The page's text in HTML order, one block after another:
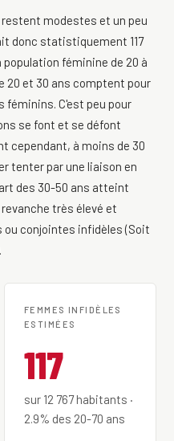
modestes et un peu
donc statistiquement 117
féminine de 20 à
20 et 30 ans comptent pour
féminins. C'est peu pour
se font et se défont
cependant, à moins de 30
tenter par une liaison en
des 30-50 ans atteint
très élevé et
ou conjointes infidèles (Soit
FEMMES INFIDÈLES
ESTIMÉES
117
sur 12 767 habitants ·
2.9% des 20-70 ans